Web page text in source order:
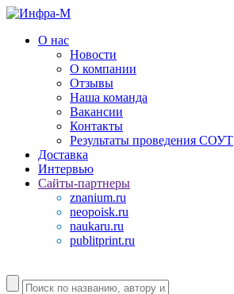
О нас
Новости
О компании
Отзывы
Наша команда
Вакансии
Контакты
Результаты проведения СОУТ
Доставка
Интервью
Сайты-партнеры
znanium.ru
neopoisk.ru
naukaru.ru
publitprint.ru